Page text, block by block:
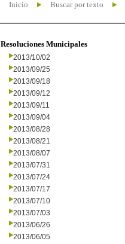
Inicio Buscar por texto
Resoluciones Municipales
2013/10/02
2013/09/25
2013/09/18
2013/09/12
2013/09/11
2013/09/04
2013/08/28
2013/08/21
2013/08/07
2013/07/31
2013/07/24
2013/07/17
2013/07/10
2013/07/03
2013/06/26
2013/06/05